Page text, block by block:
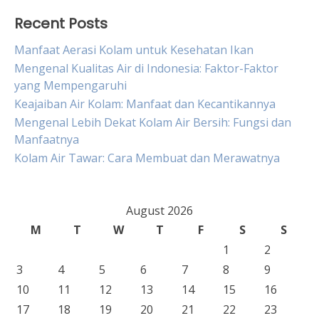
Recent Posts
Manfaat Aerasi Kolam untuk Kesehatan Ikan
Mengenal Kualitas Air di Indonesia: Faktor-Faktor
yang Mempengaruhi
Keajaiban Air Kolam: Manfaat dan Kecantikannya
Mengenal Lebih Dekat Kolam Air Bersih: Fungsi dan
Manfaatnya
Kolam Air Tawar: Cara Membuat dan Merawatnya
August 2026
M
T W T F S
S
1
2
3
4 5 6 7 8
9
10
11 12 13 14 15
16
17
18 19 20 21 22
23